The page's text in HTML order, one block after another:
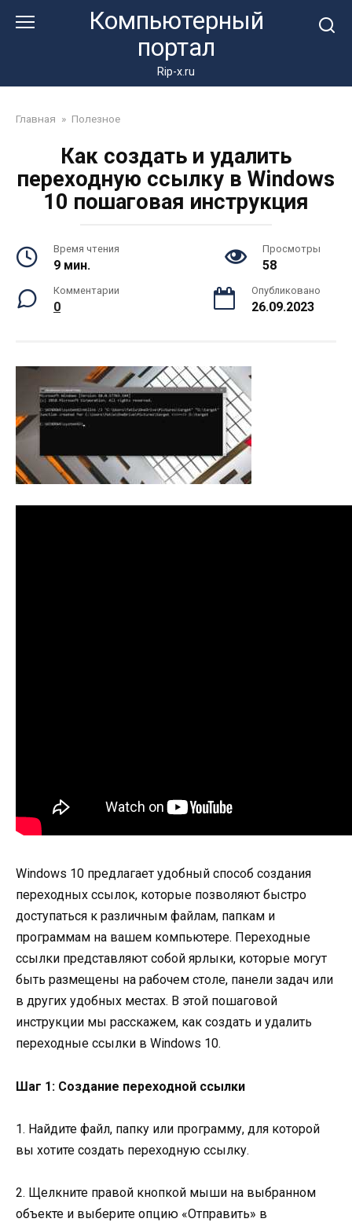
Компьютерный
портал
Rip-x.ru
Главная » Полезное
Как создать и удалить
переходную ссылку в Windows
10 пошаговая инструкция
Время чтения
9 мин.
Просмотры
58
Комментарии
0
Опубликовано
26.09.2023
Windows 10 предлагает удобный способ создания
переходных ссылок, которые позволяют быстро
доступаться к различным файлам, папкам и
программам на вашем компьютере. Переходные
ссылки представляют собой ярлыки, которые могут
быть размещены на рабочем столе, панели задач или
в других удобных местах. В этой пошаговой
инструкции мы расскажем, как создать и удалить
переходные ссылки в Windows 10.
Шаг 1: Создание переходной ссылки
1. Найдите файл, папку или программу, для которой
вы хотите создать переходную ссылку.
2. Щелкните правой кнопкой мыши на выбранном
объекте и выберите опцию «Отправить» в